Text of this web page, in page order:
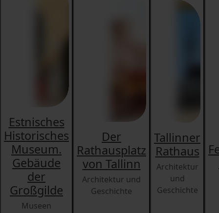
Estnisches
Historisches
Museum.
Gebäude
der
Großgilde
Museen
Der
Rathausplatz
von Tallinn
Architektur und
Geschichte
Tallinner
Rathaus
Architektur
und
Geschichte